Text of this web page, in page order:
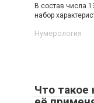
В состав числа
набор
Нумерология
Что такое